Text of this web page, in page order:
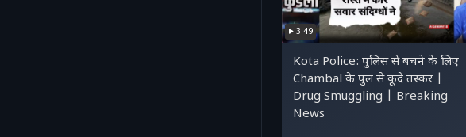
3:49
Kota Police: पुलिस से बचने के लिए
Chambal के पुल से कूदे तस्कर |
Drug Smuggling | Breaking
News